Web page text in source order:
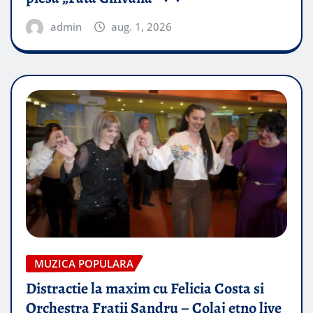
admin aug. 1, 2026
MUZICA POPULARA
Distractie la maxim cu Felicia Costa si
Orchestra Fratii Sandru – Colaj etno live